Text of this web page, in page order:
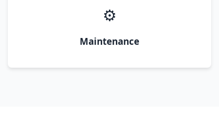
⚙️
Maintenance